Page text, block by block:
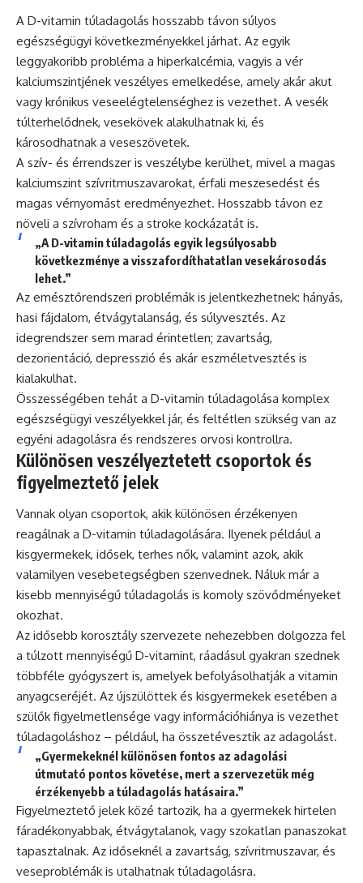
A D-vitamin túladagolás hosszabb távon súlyos
egészségügyi következményekkel járhat. Az egyik
leggyakoribb probléma a hiperkalcémia, vagyis a vér
kalciumszintjének veszélyes emelkedése, amely akár akut
vagy krónikus veseelégtelenséghez is vezethet. A vesék
túlterhelődnek, vesekövek alakulhatnak ki, és
károsodhatnak a veseszövetek.
A szív- és érrendszer is veszélybe kerülhet, mivel a magas
kalciumszint szívritmuszavarokat, érfali meszesedést és
magas vérnyomást eredményezhet. Hosszabb távon ez
növeli a szívroham és a stroke kockázatát is.
„A D-vitamin túladagolás egyik legsúlyosabb
következménye a visszafordíthatatlan vesekárosodás
lehet.”
Az emésztőrendszeri problémák is jelentkezhetnek: hányás,
hasi fájdalom, étvágytalanság, és súlyvesztés. Az
idegrendszer sem marad érintetlen; zavartság,
dezorientáció, depresszió és akár eszméletvesztés is
kialakulhat.
Összességében tehát a D-vitamin túladagolása komplex
egészségügyi veszélyekkel jár, és feltétlen szükség van az
egyéni adagolásra és rendszeres orvosi kontrollra.
Különösen veszélyeztetett csoportok és
figyelmeztető jelek
Vannak olyan csoportok, akik különösen érzékenyen
reagálnak a D-vitamin túladagolására. Ilyenek például a
kisgyermekek, idősek, terhes nők, valamint azok, akik
valamilyen vesebetegségben szenvednek. Náluk már a
kisebb mennyiségű túladagolás is komoly szövődményeket
okozhat.
Az idősebb korosztály szervezete nehezebben dolgozza fel
a túlzott mennyiségű D-vitamint, ráadásul gyakran szednek
többféle gyógyszert is, amelyek befolyásolhatják a vitamin
anyagcseréjét. Az újszülöttek és kisgyermekek esetében a
szülők figyelmetlensége vagy információhiánya is vezethet
túladagoláshoz – például, ha összetévesztik az adagolást.
„Gyermekeknél különösen fontos az adagolási
útmutató pontos követése, mert a szervezetük még
érzékenyebb a túladagolás hatásaira.”
Figyelmeztető jelek közé tartozik, ha a gyermekek hirtelen
fáradékonyabbak, étvágytalanok, vagy szokatlan panaszokat
tapasztalnak. Az időseknél a zavartság, szívritmuszavar, és
veseproblémák is utalhatnak túladagolásra.